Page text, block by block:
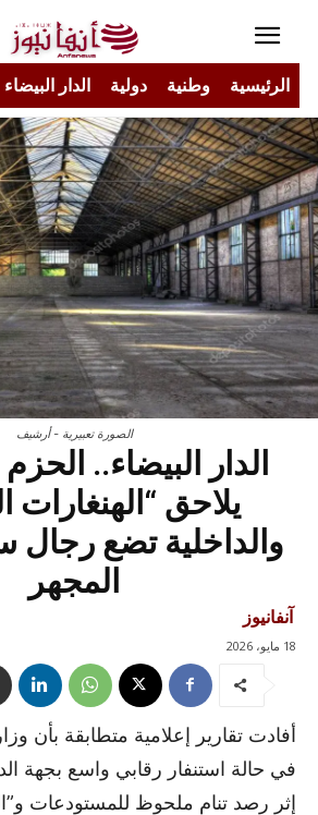
الرئيسية وطنية دولية الدار البيضاء
الصورة تعبيرية - أرشيف
الدار البيضاء..
يلاحق “الهنغارات
والداخلية تضع
المجهر
آنفانيوز
18 مايو، 2026
أفادت تقارير إعلامية متطابقة بأن
في حالة استنفار رقابي واسع بجهة
إثر رصد تنام ملحوظ للمستودعات